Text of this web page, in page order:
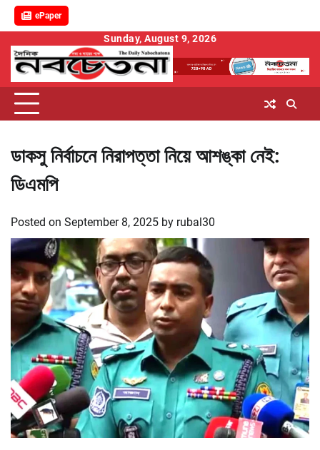
ePaper
content
Sunday, August 9, 2026
ডাকসু নির্বাচনে নিরাপত্তা নিয়ে আশঙ্কা নেই:
ডিএমপি
Posted on September 8, 2025 by rubal30